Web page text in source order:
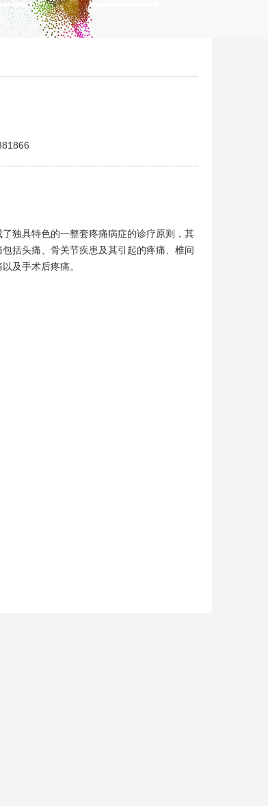
独具特色的一整套疼痛病症的诊疗原则，其
括头痛、骨关节疾患及其引起的疼痛、椎间
及手术后疼痛。